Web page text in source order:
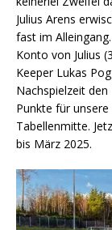
Julius Arens
fast im
Konto von Julius
Keeper Lukas
Nachspielzeit
Punkte für
Tabellenmitte.
bis März 2025.